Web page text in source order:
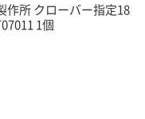
作所 クローバー指定18
1個